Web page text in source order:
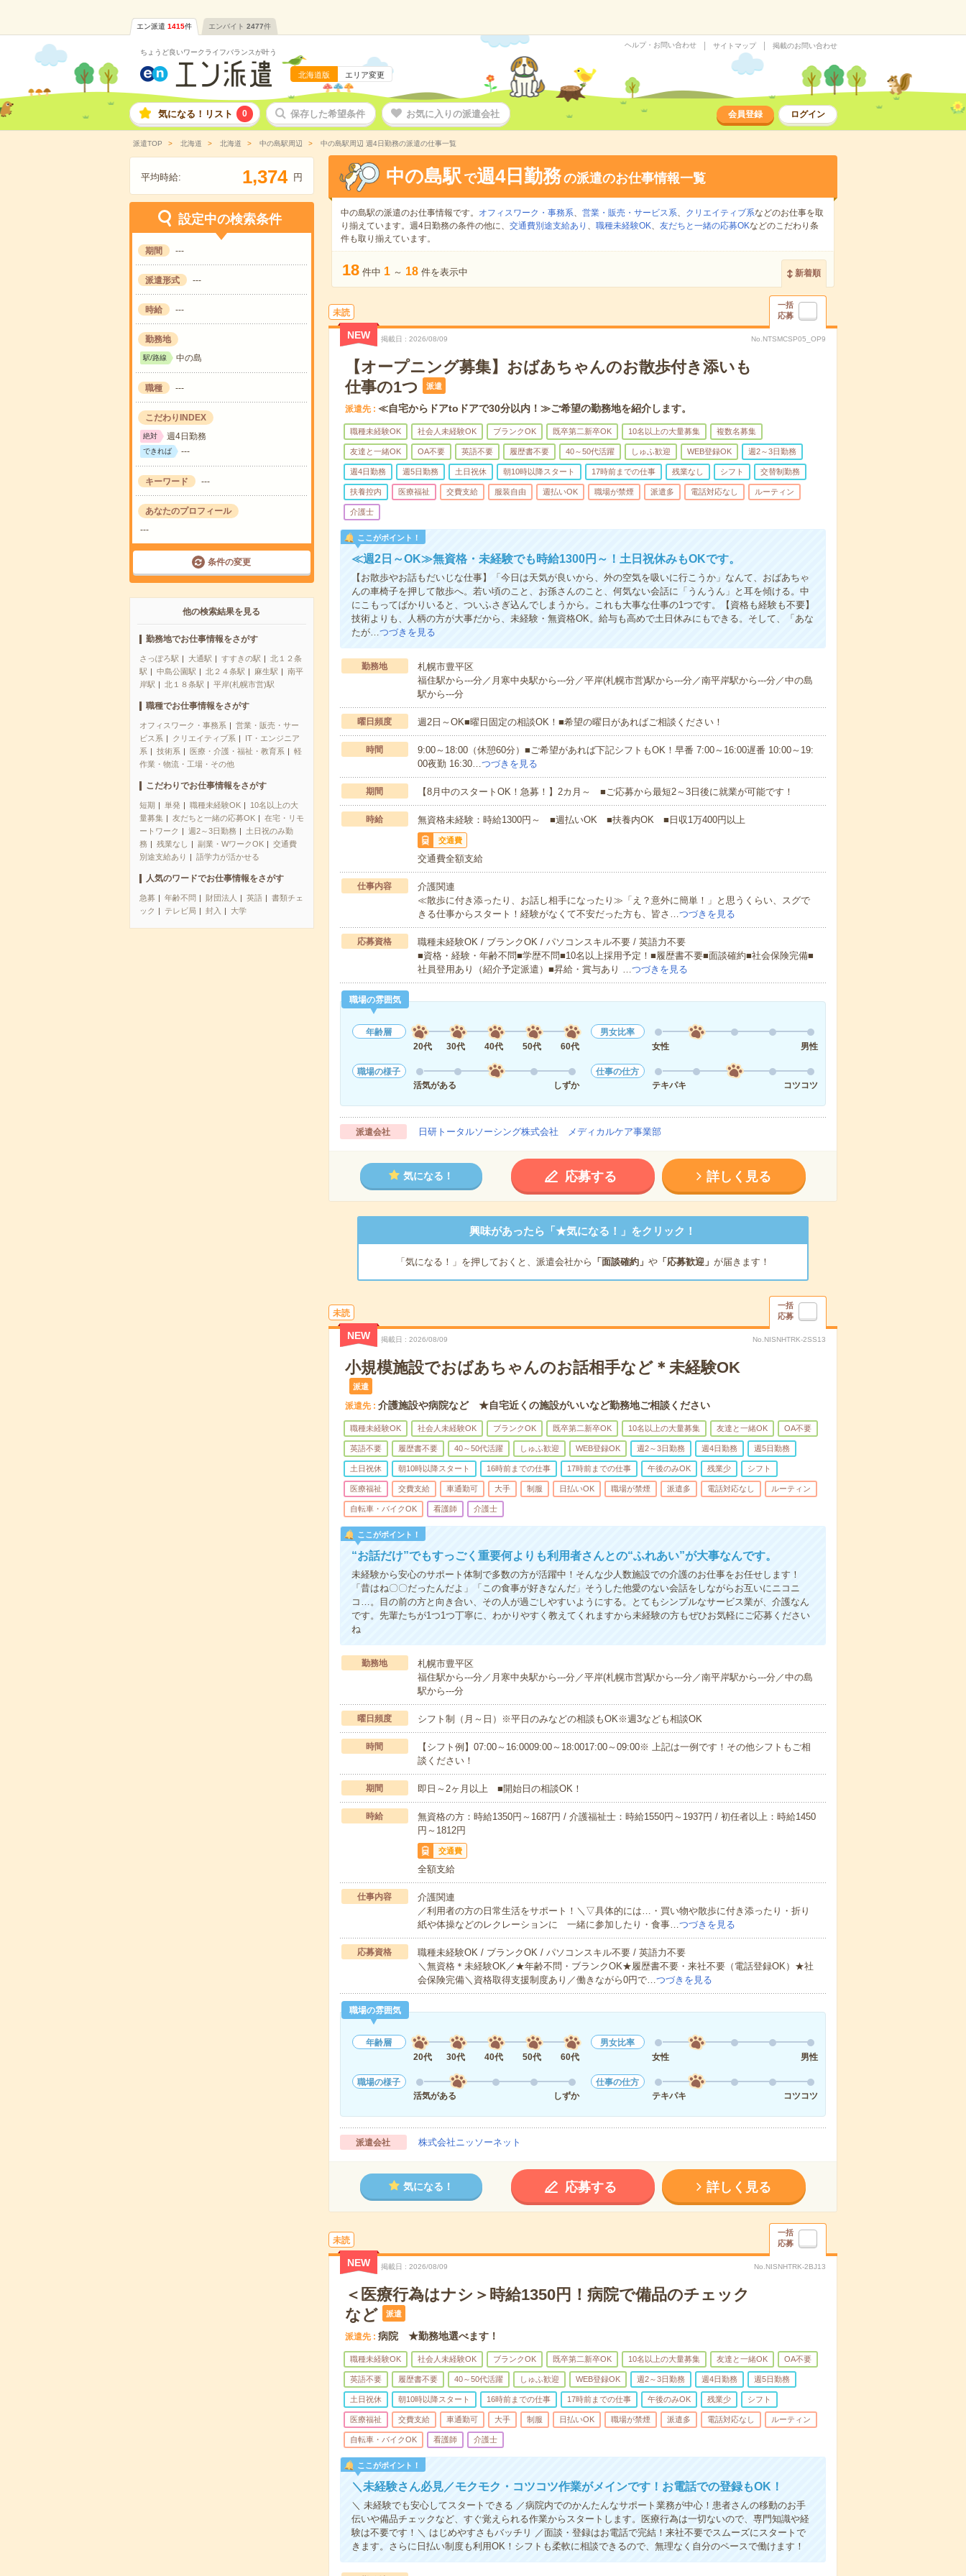
エン派遣 1415件 エンバイト 2477件
ちょうど良いワークライフバランスが叶う
北海道版 エリア変更
ヘルプ・お問い合わせ サイトマップ 掲載のお問い合わせ
気になる！リスト 0 保存した希望条件 お気に入りの派遣会社 会員登録 ログイン
派遣TOP 北海道 北海道 中の島駅周辺 中の島駅周辺 週4日勤務の派遣の仕事一覧
平均時給: 1,374 円
設定中の検索条件
期間 ---
派遣形式 ---
時給 ---
勤務地
駅/路線 中の島
職種 ---
こだわりINDEX
絶対 週4日勤務
できれば ---
キーワード ---
あなたのプロフィール
---
条件の変更
他の検索結果を見る
勤務地でお仕事情報をさがす
さっぽろ駅 大通駅 すすきの駅
北１２条
駅
中島公園駅 北２４条駅 麻生駅
南平
岸駅
北１８条駅 平岸(札幌市営)駅
職種でお仕事情報をさがす
オフィスワーク・事務系
営業・販売・サー
ビス系
クリエイティブ系
IT・エンジニア
系
技術系 医療・介護・福祉・教育系
軽
作業・物流・工場・その他
こだわりでお仕事情報をさがす
短期 単発 職種未経験OK
10名以上の大
量募集
友だちと一緒の応募OK
在宅・リモ
ートワーク
週2～3日勤務
土日祝のみ勤
務
残業なし 副業・WワークOK
交通費
別途支給あり
語学力が活かせる
人気のワードでお仕事情報をさがす
急募 年齢不問 財団法人 英語
書類チェ
ック
テレビ局 封入 大学
中の島駅 で週4日勤務の派遣のお仕事情報一覧
中の島駅の派遣のお仕事情報です。 オフィスワーク・事務系、 営業・販売・サービス系、 クリエイティブ系などのお仕事を取
り揃えています。週4日勤務の条件の他に、 交通費別途支給あり 、 職種未経験OK、 友だちと一緒の応募OKなどのこだわり条
件も取り揃えています。
18 件中 1 ～ 18 件を表示中 新着順
未読
一括
応募
NEW 掲載日 2026/08/09 No.NTSMCSP05_OP9
【オープニング募集】おばあちゃんのお散歩付き添いも
仕事の1つ
派遣
派遣先 ≪自宅からドアtoドアで30分以内！≫ご希望の勤務地を紹介します。
職種未経験OK 社会人未経験OK ブランクOK 既卒第二新卒OK 10名以上の大量募集 複数名募集
友達と一緒OK OA不要 英語不要 履歴書不要 40～50代活躍 しゅふ歓迎 WEB登録OK 週2～3日勤務
週4日勤務 週5日勤務 土日祝休 朝10時以降スタート 17時前までの仕事 残業なし シフト 交替制勤務
扶養控内 医療福祉 交費支給 服装自由 週払いOK 職場が禁煙 派遣多 電話対応なし ルーティン
介護士
ここがポイント！
≪週2日～OK≫無資格・未経験でも時給1300円～！土日祝休みもOKです。
【お散歩やお話もだいじな仕事】「今日は天気が良いから、外の空気を吸いに行こうか」なんて、おばあちゃ
んの車椅子を押して散歩へ。若い頃のこと、お孫さんのこと、何気ない会話に「うんうん」と耳を傾ける。中
にこもってばかりいると、ついふさぎ込んでしまうから。これも大事な仕事の1つです。【資格も経験も不要】
技術よりも、人柄の方が大事だから、未経験・無資格OK。給与も高めで土日休みにもできる。そして、「あな
たが…つづきを見る
勤務地
札幌市豊平区
福住駅から---分／月寒中央駅から---分／平岸(札幌市営)駅から---分／南平岸駅から---分／中の島
駅から---分
曜日頻度 週2日～OK■曜日固定の相談OK！■希望の曜日があればご相談ください！
時間
9:00～18:00（休憩60分）■ご希望があれば下記シフトもOK！早番 7:00～16:00遅番 10:00～19:
00夜勤 16:30…つづきを見る
期間 【8月中のスタートOK！急募！】2カ月～ ■ご応募から最短2～3日後に就業が可能です！
時給 無資格未経験：時給1300円～ ■週払いOK ■扶養内OK ■日収1万400円以上
交通費
交通費全額支給
仕事内容
介護関連
≪散歩に付き添ったり、お話し相手になったり≫「え？意外に簡単！」と思うくらい、スグで
きる仕事からスタート！経験がなくて不安だった方も、皆さ…つづきを見る
応募資格
職種未経験OK / ブランクOK / パソコンスキル不要 / 英語力不要
■資格・経験・年齢不問■学歴不問■10名以上採用予定！■履歴書不要■面談確約■社会保険完備■
社員登用あり（紹介予定派遣）■昇給・賞与あり …つづきを見る
職場の雰囲気
年齢層
20代
30代 40代 50代 60代
男女比率
女性
男性
職場の様子
活気がある
しずか
仕事の仕方
テキパキ
コツコツ
派遣会社 日研トータルソーシング株式会社 メディカルケア事業部
気になる！ 応募する 詳しく見る
興味があったら「★気になる！」をクリック！
「気になる！」を押しておくと、派遣会社から 「面談確約」 や「応募歓迎」 が届きます！
未読
一括
応募
NEW 掲載日 2026/08/09 No.NISNHTRK-2SS13
小規模施設でおばあちゃんのお話相手など＊未経験OK
派遣
派遣先 介護施設や病院など ★自宅近くの施設がいいなど勤務地ご相談ください
職種未経験OK 社会人未経験OK ブランクOK 既卒第二新卒OK 10名以上の大量募集 友達と一緒OK OA不要
英語不要 履歴書不要 40～50代活躍 しゅふ歓迎 WEB登録OK 週2～3日勤務 週4日勤務 週5日勤務
土日祝休 朝10時以降スタート 16時前までの仕事 17時前までの仕事 午後のみOK 残業少 シフト
医療福祉 交費支給 車通勤可 大手 制服 日払いOK 職場が禁煙 派遣多 電話対応なし ルーティン
自転車・バイクOK 看護師 介護士
ここがポイント！
“お話だけ”でもすっごく重要何よりも利用者さんとの“ふれあい”が大事なんです。
未経験から安心のサポート体制で多数の方が活躍中！そんな少人数施設での介護のお仕事をお任せします！
「昔はね〇〇だったんだよ」「この食事が好きなんだ」そうした他愛のない会話をしながらお互いにニコニ
コ…。目の前の方と向き合い、その人が過ごしやすいようにする。とてもシンプルなサービス業が、介護なん
です。先輩たちが1つ1つ丁寧に、わかりやすく教えてくれますから未経験の方もぜひお気軽にご応募ください
ね
勤務地
札幌市豊平区
福住駅から---分／月寒中央駅から---分／平岸(札幌市営)駅から---分／南平岸駅から---分／中の島
駅から---分
曜日頻度 シフト制（月～日）※平日のみなどの相談もOK※週3なども相談OK
時間
【シフト例】07:00～16:0009:00～18:0017:00～09:00※ 上記は一例です！その他シフトもご相
談ください！
期間 即日～2ヶ月以上 ■開始日の相談OK！
時給
無資格の方：時給1350円～1687円 / 介護福祉士：時給1550円～1937円 / 初任者以上：時給1450
円～1812円
交通費
全額支給
仕事内容
介護関連
／利用者の方の日常生活をサポート！＼▽具体的には…・買い物や散歩に付き添ったり・折り
紙や体操などのレクレーションに 一緒に参加したり・食事…つづきを見る
応募資格
職種未経験OK / ブランクOK / パソコンスキル不要 / 英語力不要
＼無資格＊未経験OK／★年齢不問・ブランクOK★履歴書不要・来社不要（電話登録OK）★社
会保険完備＼資格取得支援制度あり／働きながら0円で…つづきを見る
職場の雰囲気
年齢層
20代
30代 40代 50代 60代
男女比率
女性
男性
職場の様子
活気がある
しずか
仕事の仕方
テキパキ
コツコツ
派遣会社 株式会社ニッソーネット
気になる！ 応募する 詳しく見る
未読
一括
応募
NEW 掲載日 2026/08/09 No.NISNHTRK-2BJ13
＜医療行為はナシ＞時給1350円！病院で備品のチェック
など
派遣
派遣先 病院 ★勤務地選べます！
職種未経験OK 社会人未経験OK ブランクOK 既卒第二新卒OK 10名以上の大量募集 友達と一緒OK OA不要
英語不要 履歴書不要 40～50代活躍 しゅふ歓迎 WEB登録OK 週2～3日勤務 週4日勤務 週5日勤務
土日祝休 朝10時以降スタート 16時前までの仕事 17時前までの仕事 午後のみOK 残業少 シフト
医療福祉 交費支給 車通勤可 大手 制服 日払いOK 職場が禁煙 派遣多 電話対応なし ルーティン
自転車・バイクOK 看護師 介護士
ここがポイント！
＼未経験さん必見／モクモク・コツコツ作業がメインです！お電話での登録もOK！
＼ 未経験でも安心してスタートできる ／病院内でのかんたんなサポート業務が中心！患者さんの移動のお手
伝いや備品チェックなど、すぐ覚えられる作業からスタートします。医療行為は一切ないので、専門知識や経
験は不要です！＼ はじめやすさもバッチリ ／面談・登録はお電話で完結！来社不要でスムーズにスタートで
きます。さらに日払い制度も利用OK！シフトも柔軟に相談できるので、無理なく自分のペースで働けます！